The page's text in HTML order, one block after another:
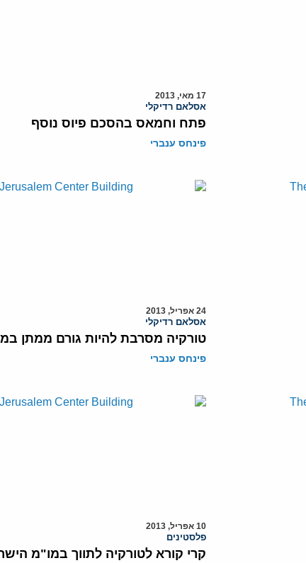
17 מאי, 2013
אסלאם רדיקלי
פתח וחמאס בהסכם פיוס נוסף
פינחס ענברי
24 אפריל, 2013
אסלאם רדיקלי
טורקיה מסרבת להיות גורם ממתן
פינחס ענברי
10 אפריל, 2013
פלסטינים
קרי קורא לטורקיה לתווך במו"מ